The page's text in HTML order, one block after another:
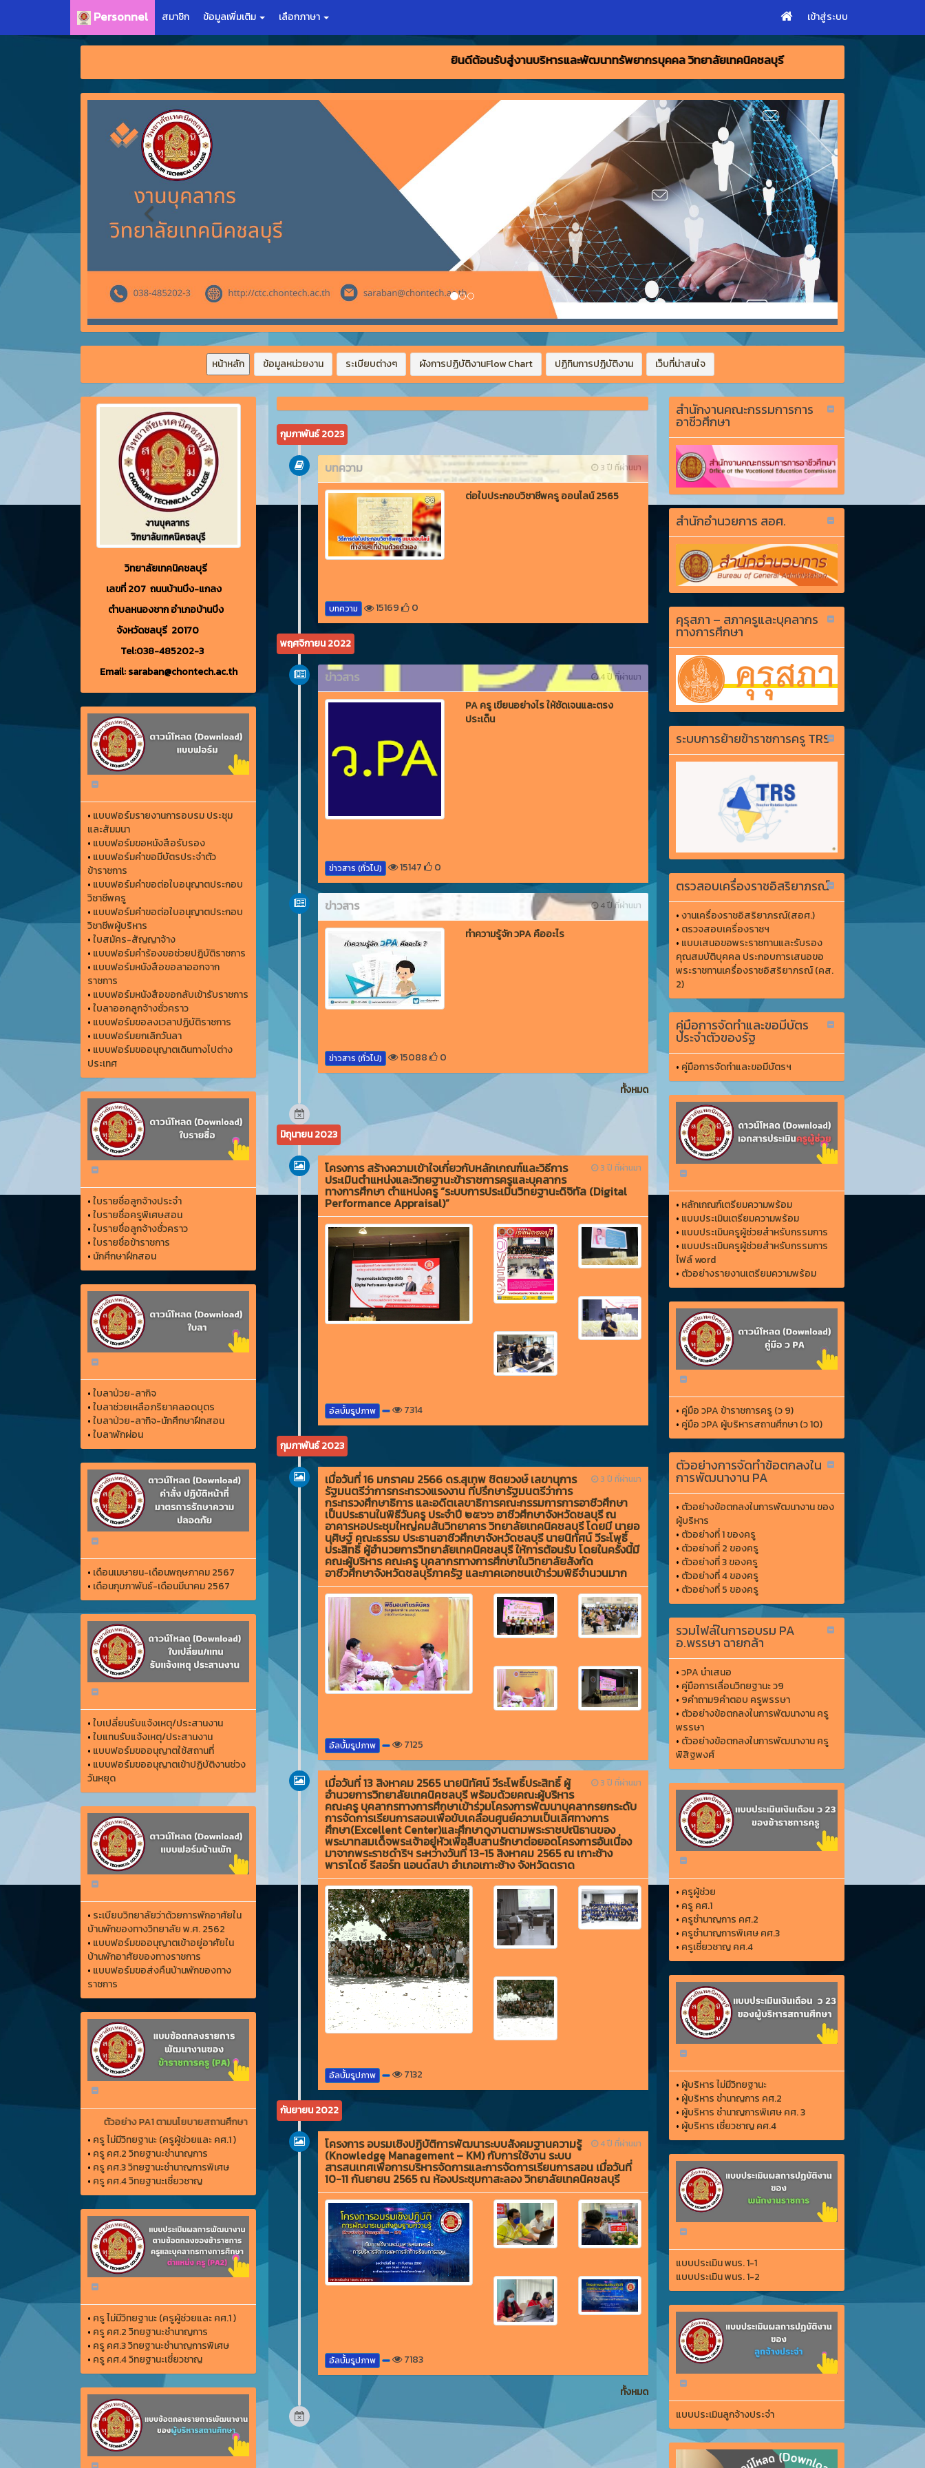
Personnel สมาชิก ข้อมูลเพิ่มเติม เลือกภาษา เข้าสู่ระบบ
ยินดีต้อนรับสู่งานบริหารและพัฒนาทรัพยากรบุคคล วิทยาลัยเทคนิคชลบุรี
หน้าหลัก ข้อมูลหน่วยงาน ระเบียบต่างๆ ผังการปฏิบัติงานFlow Chart ปฏิทินการปฏิบัติงาน เว็บที่น่าสนใจ
วิทยาลัยเทคนิคชลบุรี
เลขที่ 207 ถนนบ้านบึง-แกลง
ตำบลหนองชาก อำเภอบ้านบึง
จังหวัดชลบุรี 20170
Tel:038-485202-3
Email: saraban@chontech.ac.th
• แบบฟอร์มรายงานการอบรม ประชุม
และสัมมนา
• แบบฟอร์มขอหนังสือรับรอง
• แบบฟอร์มคำขอมีบัตรประจำตัว
ข้าราชการ
• แบบฟอร์มคำขอต่อใบอนุญาตประกอบ
วิชาชีพครู
• แบบฟอร์มคำขอต่อใบอนุญาตประกอบ
วิชาชีพผู้บริหาร
•ใบสมัคร-สัญญาจ้าง
• แบบฟอร์มคำร้องขอช่วยปฎิบัติราชการ
• แบบฟอร์มหนังสือขอลาออกจาก
ราชการ
• แบบฟอร์มหนังสือขอกลับเข้ารับราชการ
•ใบลาออกลูกจ้างชั่วคราว
• แบบฟอร์มขอลงเวลาปฏิบัติราชการ
• แบบฟอร์มยกเลิกวันลา
• แบบฟอร์มขออนุญาตเดินทางไปต่าง
ประเทศ
•ใบรายชื่อลูกจ้างประจำ
•ใบรายชื่อครูพิเศษสอน
•ใบรายชื่อลูกจ้างชั่วคราว
•ใบรายชื่อข้าราชการ
• นักศึกษาฝึกสอน
•ใบลาป่วย-ลากิจ
•ใบลาช่วยเหลือภริยาคลอดบุตร
•ใบลาป่วย-ลากิจ-นักศึกษาฝึกสอน
•ใบลาพักผ่อน
• เดือนเมษายน-เดือนพฤษภาคม 2567
• เดือนกุมภาพันธ์-เดือนมีนาคม 2567
•ใบเปลี่ยนรับแจ้งเหตุ/ประสานงาน
•ใบแทนรับแจ้งเหตุ/ประสานงาน
• แบบฟอร์มขออนุญาตใช้สถานที่
• แบบฟอร์มขออนุญาตเข้าปฏิบัติงานช่วง
วันหยุด
• ระเบียบวิทยาลัยว่าด้วยการพักอาศัยใน
บ้านพักของทางวิทยาลัย พ.ศ. 2562
• แบบฟอร์มขออนุญาตเข้าอยู่อาศัยใน
บ้านพักอาศัยของทางราชการ
• แบบฟอร์มขอส่งคืนบ้านพักของทาง
ราชการ
ตัวอย่าง PA1 ตามนโยบายสถานศึกษา
• ครู ไม่มีวิทยฐานะ (ครูผู้ช่วยและ คศ.1 )
• ครู คศ.2 วิทยฐานะชำนาญการ
• ครู คศ.3 วิทยฐานะชำนาญการพิเศษ
• ครู คศ.4 วิทยฐานะเชี่ยวชาญ
• ครู ไม่มีวิทยฐานะ (ครูผู้ช่วยและ คศ.1 )
• ครู คศ.2 วิทยฐานะชำนาญการ
• ครู คศ.3 วิทยฐานะชำนาญการพิเศษ
• ครู คศ.4 วิทยฐานะเชี่ยวชาญ
กุมภาพันธ์ 2023
3 ปี ที่ผ่านมา
บทความ
ต่อใบประกอบวิชาชีพครู ออนไลน์ 2565
บทความ 15169 0
พฤศจิกายน 2022
4 ปี ที่ผ่านมา
ข่าวสาร
PA ครู เขียนอย่างไร ให้ชัดเจนและตรง
ประเด็น
ข่าวสาร (ทั่วไป) 15147 0
4 ปี ที่ผ่านมา
ข่าวสาร
ทำความรู้จัก วPA คืออะไร
ข่าวสาร (ทั่วไป) 15088 0
ทั้งหมด
มิถุนายน 2023
3 ปี ที่ผ่านมา
โครงการ สร้างความเข้าใจเกี่ยวกับหลักเกณฑ์และวิธีการ
ประเมินตำแหน่งและวิทยฐานะข้าราชการครูและบุคลากร
ทางการศึกษา ตำแหน่งครู “ระบบการประเมินวิทยฐานะดิจิทัล (Digital
Performance Appraisal)”
อัลบั้มรูปภาพ 7314
กุมภาพันธ์ 2023
3 ปี ที่ผ่านมา
เมื่อวันที่ 16 มกราคม 2566 ดร.สุเทพ ชิตยวงษ์ เลขานุการ
รัฐมนตรีว่าการกระทรวงแรงงาน ที่ปรึกษารัฐมนตรีว่าการ
กระทรวงศึกษาธิการ และอดีตเลขาธิการคณะกรรมการการอาชีวศึกษา
เป็นประธานในพิธีวันครู ประจำปี ๒๕๖๖ อาชีวศึกษาจังหวัดชลบุรี ณ
อาคารหอประชุมใหญ่คมสันวิทยาคาร วิทยาลัยเทคนิคชลบุรี โดยมี นายอ
นุศิษฐ์ คณะธรรม ประธานอาชีวศึกษาจังหวัดชลบุรี นายนิทัศน์ วีระโพธิ์
ประสิทธิ์ ผู้อำนวยการวิทยาลัยเทคนิคชลบุรี ให้การต้อนรับ โดยในครั้งนี้มี
คณะผู้บริหาร คณะครู บุคลากรทางการศึกษาในวิทยาลัยสังกัด
อาชีวศึกษาจังหวัดชลบุรีภาครัฐ และภาคเอกชนเข้าร่วมพิธีจำนวนมาก
อัลบั้มรูปภาพ 7125
3 ปี ที่ผ่านมา
เมื่อวันที่ 13 สิงหาคม 2565 นายนิทัศน์ วีระโพธิ์ประสิทธิ์ ผู้
อำนวยการวิทยาลัยเทคนิคชลบุรี พร้อมด้วยคณะผู้บริหาร
คณะครู บุคลากรทางการศึกษาเข้าร่วมโครงการพัฒนาบุคลากรยกระดับ
การจัดการเรียนการสอนเพื่อขับเคลื่อนศูนย์ความเป็นเลิศทางการ
ศึกษา(Excellent Center)และศึกษาดูงานตามพระราชปณิธานของ
พระบาทสมเด็จพระเจ้าอยู่หัวเพื่อสืบสานรักษาต่อยอดโครงการอันเนื่อง
มาจากพระราชดำริฯ ระหว่างวันที่ 13-15 สิงหาคม 2565 ณ เกาะช้าง
พาราไดซ์ รีสอร์ท แอนด์สปา อำเภอเกาะช้าง จังหวัดตราด
อัลบั้มรูปภาพ 7132
กันยายน 2022
4 ปี ที่ผ่านมา
โครงการ อบรมเชิงปฏิบัติการพัฒนาระบบสังคมฐานความรู้
(Knowledge Management – KM) กับการใช้งาน ระบบ
สารสนเทศเพื่อการบริหารจัดการและการจัดการเรียนการสอน เมื่อวันที่
10-11 กันยายน 2565 ณ ห้องประชุมกาสะลอง วิทยาลัยเทคนิคชลบุรี
อัลบั้มรูปภาพ 7183
ทั้งหมด
สำนักงานคณะกรรมการการ
อาชีวศึกษา
สำนักอำนวยการ สอศ.
คุรุสภา – สภาครูและบุคลากร
ทางการศึกษา
ระบบการย้ายข้าราชการครู TRS
ตรวสอบเครื่องราชอิสริยาภรณ์
•งานเครื่องราชอิสริยาภรณ์(สอศ.)
• ตรวจสอบเครื่องราชฯ
• แบบเสนอขอพระราชทานและรับรอง
คุณสมบัติบุคคล ประกอบการเสนอขอ
พระราชทานเครื่องราชอิสริยาภรณ์ (คส.
2)
คู่มือการจัดทำและขอมีบัตร
ประจำตัวของรัฐ
• คู่มือการจัดทำและขอมีบัตรฯ
• หลักเกณฑ์เตรียมความพร้อม
• แบบประเมินเตรียมความพร้อม
• แบบประเมินครูผู้ช่วยสำหรับกรรมการ
• แบบประเมินครูผู้ช่วยสำหรับกรรมการ
ไฟล์ word
• ตัวอย่างรายงานเตรียมความพร้อม
• คู่มือ วPA ข้าราชการครู (ว 9)
• คู่มือ วPA ผู้บริหารสถานศึกษา (ว 10)
ตัวอย่างการจัดทำข้อตกลงใน
การพัฒนางาน PA
• ตัวอย่างข้อตกลงในการพัฒนางาน ของ
ผู้บริหาร
• ตัวอย่างที่ 1 ของครู
• ตัวอย่างที่ 2 ของครู
• ตัวอย่างที่ 3 ของครู
• ตัวอย่างที่ 4 ของครู
• ตัวอย่างที่ 5 ของครู
รวมไฟล์ในการอบรม PA
อ.พรรษา ฉายกล้า
•วPA นำเสนอ
• คู่มือการเลื่อนวิทยฐานะ ว9
• 9คำถาม9คำตอบ ครูพรรษา
• ตัวอย่างข้อตกลงในการพัฒนางาน ครู
พรรษา
• ตัวอย่างข้อตกลงในการพัฒนางาน ครู
พิสิฐพงศ์
• ครูผู้ช่วย
• ครู คศ.1
• ครูชำนาญการ คศ.2
• ครูชำนาญการพิเศษ คศ.3
• ครูเชี่ยวชาญ คศ.4
• ผู้บริหาร ไม่มีวิทยฐานะ
• ผู้บริหาร ชำนาญการ คศ.2
• ผู้บริหาร ชำนาญการพิเศษ คศ. 3
• ผู้บริหาร เชี่ยวชาญ คศ.4
แบบประเมิน พนร. 1-1
แบบประเมิน พนร. 1-2
แบบประเมินลูกจ้างประจำ